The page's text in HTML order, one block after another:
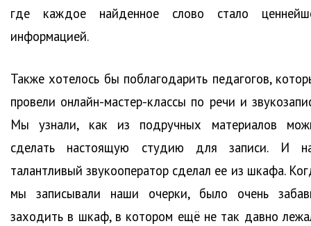
где каждое найденное слово стало
информацией.
Также хотелось бы поблагодарить педагогов,
провели онлайн-мастер-классы по речи и
Мы узнали, как из подручных материалов
сделать настоящую студию для записи. И
талантливый звукооператор сделал ее из шкафа.
мы записывали наши очерки, было очень
заходить в шкаф, в котором ещё не так давно